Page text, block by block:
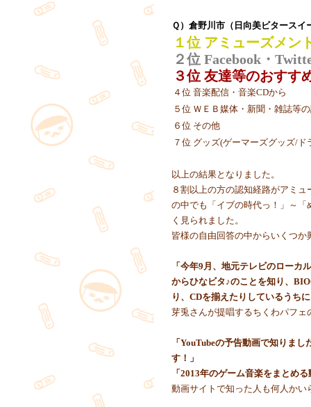
Ｑ）倉野川市（日向美ビタース
１位 アミューズメン
２位 Facebook・
３位 友達等のおすす
４位 音楽配信・音楽CDから
５位 ＷＥＢ媒体・新聞・雑誌等
６位 その他
７位 グッズ(ゲーマーズグッズ/
以上の結果となりました。
８割以上の方の認知経路がアミ
の中でも「イブの時代っ！」～
く見られました。
皆様の自由回答の中からいくつ
「今年9月、地元テレビのローカ
からひなビタ♪のことを知り、
り、CDを揃えたりしているうち
芽兎さんが提唱するちくわパフ
「YouTubeの予告動画で知りま
す！」
「2013年のゲーム音楽をまとめ
動画サイトで知った人も何人かい